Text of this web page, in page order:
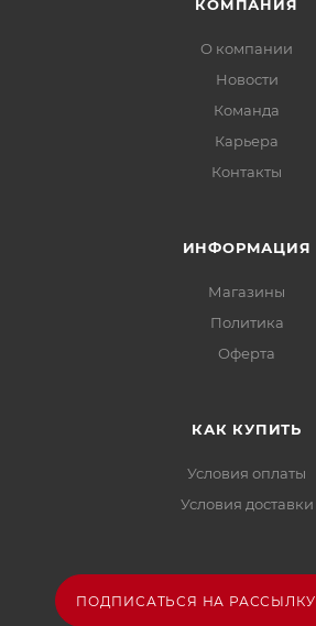
КОМПАНИЯ
О компании
Новости
Команда
Карьера
Контакты
ИНФОРМАЦИЯ
Магазины
Политика
Офертa
КАК КУПИТЬ
Условия оплаты
Условия доставки
ПОДПИСАТЬСЯ НА РАССЫЛКУ